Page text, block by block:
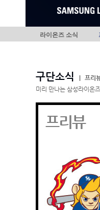
라이온즈 소식
구단소식
프리
미리 만나는 삼성라이온
프리뷰